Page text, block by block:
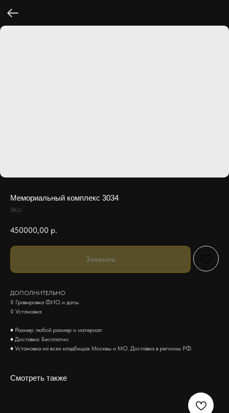
Мемориальный комплекс 3034
SKU:
450000,00 р.
Заказать
ДОПОЛНИТЕЛЬНО
◊ Гравировка ФИО и даты
◊ Установка
♦ Размер: любой размер и материал
♦ Доставка: Бесплатно
♦ Установка на всех кладбищах Москвы и МО. Доставка в регионы РФ.
Смотреть также